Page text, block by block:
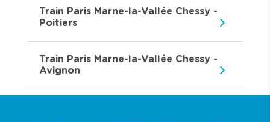
Train Paris Marne-la-Vallée Chessy -
Poitiers
Train Paris Marne-la-Vallée Chessy -
Avignon